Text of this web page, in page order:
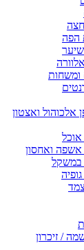
הפה
ומשחות
אלכוהול ואצטון
ואחסון
במשקל
/ זיכרון